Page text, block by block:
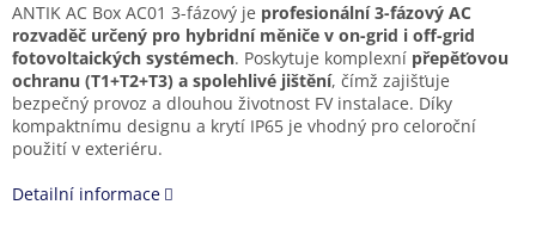
ANTIK AC Box AC01 3-fázový je profesionální 3-fázový AC
rozvaděč určený pro hybridní měniče v on-grid i off-grid
fotovoltaických systémech. Poskytuje komplexní přepěťovou
ochranu (T1+T2+T3) a spolehlivé jištění, čímž zajišťuje
bezpečný provoz a dlouhou životnost FV instalace. Díky
kompaktnímu designu a krytí IP65 je vhodný pro celoroční
použití v exteriéru.
Detailní informace